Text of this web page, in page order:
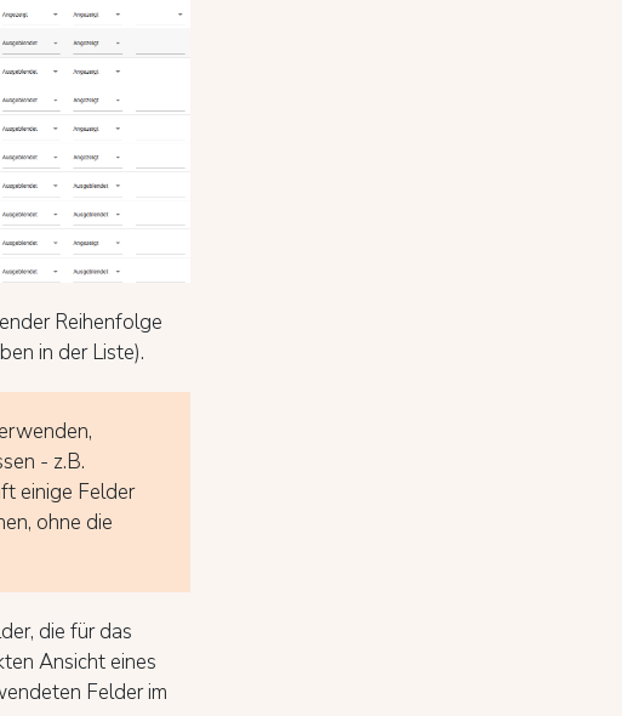
Reihenfolge
in der Liste).
- z.B.
einige Felder
ohne die
die für das
Ansicht eines
Felder im